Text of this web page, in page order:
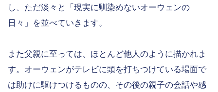
し、ただ淡々と「現実に馴染めないオーウェンの
日々」を並べていきます。
また父親に至っては、ほとんど他人のように描かれま
す。オーウェンがテレビに頭を打ちつけている場面で
は助けに駆けつけるものの、その後の親子の会話や感